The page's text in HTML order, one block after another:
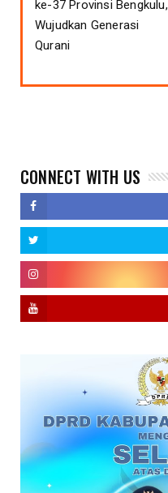
ke-37 Provinsi Bengkulu,
Wujudkan Generasi
Qurani
CONNECT WITH US